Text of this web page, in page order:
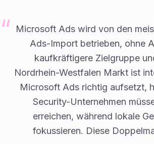
Microsoft Ads wird von den
Ads-Import betrieben, ohne
kaufkräftigere Zielgruppe
Nordrhein-Westfalen Markt ist
Microsoft Ads richtig aufsetzt,
Security-Unternehmen
erreichen, während lokale
fokussieren. Diese